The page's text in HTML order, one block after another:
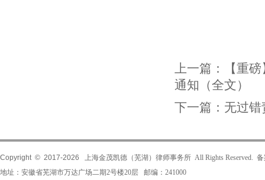
上一篇：
【重
通知（全文）
下一篇： 无过
Copyright © 2017-2026
上海金茂凯德（芜湖）律师事务所 All Rights Reserved.
地址：安徽省芜湖市万达广场二期2号楼20层 邮编：241000